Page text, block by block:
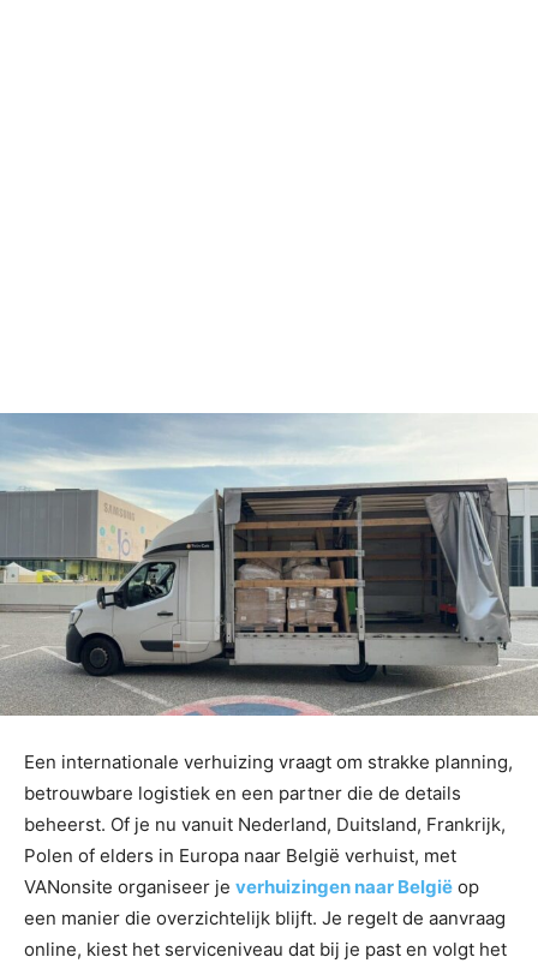
Een internationale verhuizing vraagt om strakke planning,
betrouwbare logistiek en een partner die de details
beheerst. Of je nu vanuit Nederland, Duitsland, Frankrijk,
Polen of elders in Europa naar België verhuist, met
VANonsite organiseer je verhuizingen naar België op
een manier die overzichtelijk blijft. Je regelt de aanvraag
online, kiest het serviceniveau dat bij je past en volgt het